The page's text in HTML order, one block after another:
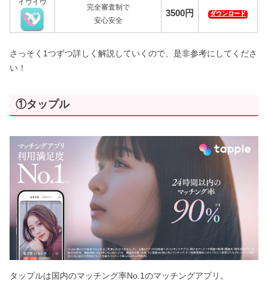
イヴイヴ
完全審査制で
安心安全
3500円 ダウンロード
さっそく1つずつ詳しく解説していくので、是非参考にしてくださ
い！
①タップル
タップルは国内のマッチング率No.1のマッチングアプリ。